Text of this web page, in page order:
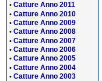
• Catture Anno 2011
• Catture Anno 2010
• Catture Anno 2009
• Catture Anno 2008
• Catture Anno 2007
• Catture Anno 2006
• Catture Anno 2005
• Catture Anno 2004
• Catture Anno 2003